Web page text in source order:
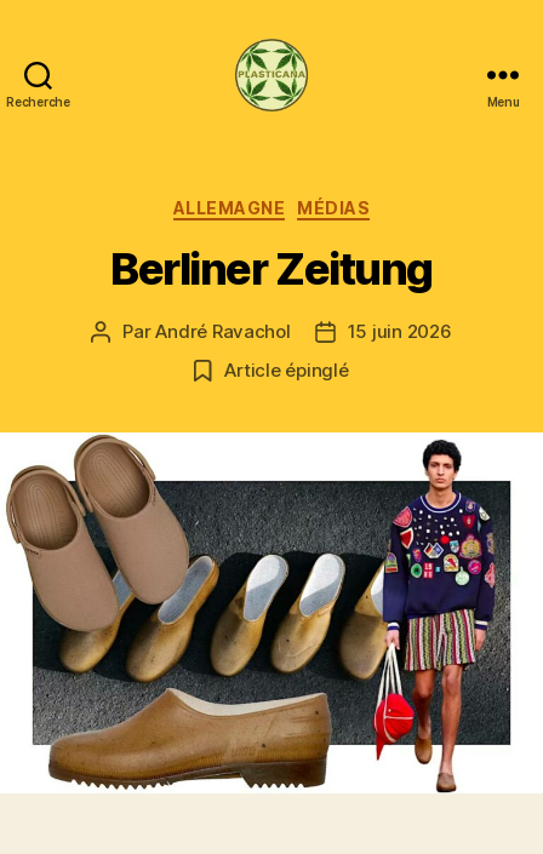
Recherche Menu
Catégories
ALLEMAGNE MÉDIAS
Berliner Zeitung
Auteur
ParAndré Ravachol
Date
de
l’article
15 juin 2026
Article épinglé